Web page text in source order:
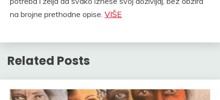
na brojne prethodne opise. VIŠE
Related Posts